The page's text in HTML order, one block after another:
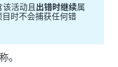
该活动且出错时继续属
时不会捕获任何错
。